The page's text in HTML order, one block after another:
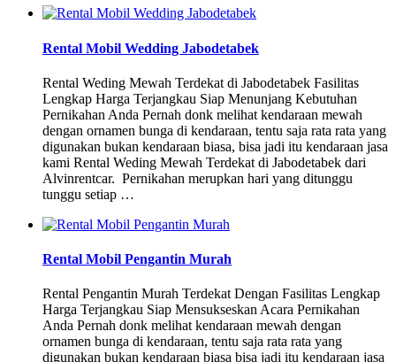
Rental Mobil Wedding Jabodetabek
Rental Weding Mewah Terdekat di Jabodetabek Fasilitas
Lengkap Harga Terjangkau Siap Menunjang Kebutuhan
Pernikahan Anda Pernah donk melihat kendaraan mewah
dengan ornamen bunga di kendaraan, tentu saja rata rata yang
digunakan bukan kendaraan biasa, bisa jadi itu kendaraan jasa
kami Rental Weding Mewah Terdekat di Jabodetabek dari
Alvinrentcar. Pernikahan merupkan hari yang ditunggu
tunggu setiap …
Rental Mobil Pengantin Murah
Rental Pengantin Murah Terdekat Dengan Fasilitas Lengkap
Harga Terjangkau Siap Mensukseskan Acara Pernikahan
Anda Pernah donk melihat kendaraan mewah dengan
ornamen bunga di kendaraan, tentu saja rata rata yang
digunakan bukan kendaraan biasa bisa jadi itu kendaraan jasa